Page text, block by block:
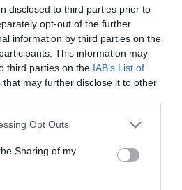
disclosed to third parties prior to
opt-out of the further
information by third parties on the
This information may
third parties on the IAB’s List of
that may further disclose it to other
Opt Outs
Sharing of my
latine
:
de 1 500 Boeing 737 MAX
être inspectés selon la FAA